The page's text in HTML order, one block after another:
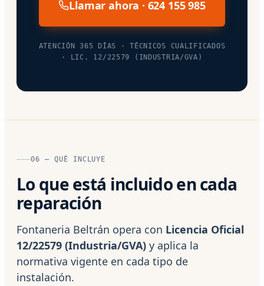
Llamar ahora · 624 155 985
ATENCIÓN 365 DÍAS · TÉCNICOS CUALIFICADOS
· LIC. 12/22579 (INDUSTRIA/GVA)
06 — QUÉ INCLUYE
Lo que está incluido en cada
reparación
Fontaneria Beltrán opera con Licencia Oficial
12/22579 (Industria/GVA) y aplica la
normativa vigente en cada tipo de
instalación.